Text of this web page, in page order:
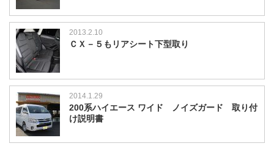
2013.2.10
ＣＸ－５もリアシート下型取り
2014.1.29
200系ハイエース ワイド ノイズガード 取り付
け説明書